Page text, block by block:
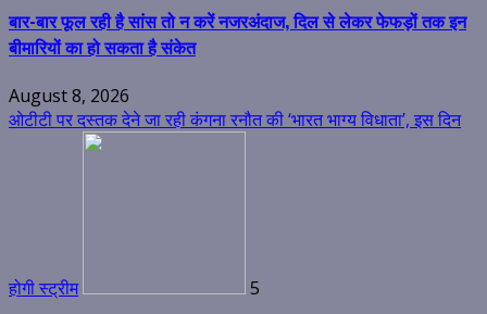
बार-बार फूल रही है सांस तो न करें नजरअंदाज, दिल से लेकर फेफड़ों तक इन
बीमारियों का हो सकता है संकेत
August 8, 2026
ओटीटी पर दस्तक देने जा रही कंगना रनौत की ‘भारत भाग्य विधाता’, इस दिन
होगी स्ट्रीम 5